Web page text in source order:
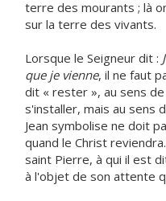
terre des mourants ; là
sur la terre des vivants.
Lorsque le Seigneur dit :
que je vienne, il ne faut
dit « rester », au sens
s'installer, mais au sens
Jean symbolise ne doit
quand le Christ
saint Pierre, à qui il est
à l'objet de son attente